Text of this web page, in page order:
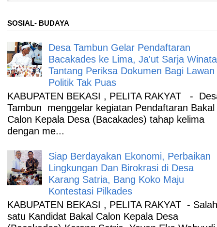
SOSIAL- BUDAYA
Desa Tambun Gelar Pendaftaran
Bacakades ke Lima, Ja'ut Sarja Winata
Tantang Periksa Dokumen Bagi Lawan
Politik Tak Puas
KABUPATEN BEKASI , PELITA RAKYAT -
Tambun menggelar kegiatan Pendaftaran Bakal
Calon Kepala Desa (Bacakades) tahap kelima
dengan me...
Siap Berdayakan Ekonomi, Perbaikan
Lingkungan Dan Birokrasi di Desa
Karang Satria, Bang Koko Maju
Kontestasi Pilkades
KABUPATEN BEKASI , PELITA RAKYAT - Salah
satu Kandidat Bakal Calon Kepala Desa